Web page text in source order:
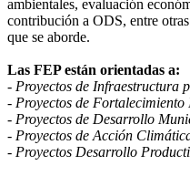
ambientales, evaluación
contribución a ODS, entre
que se aborde.
Las FEP están orientadas a:
- Proyectos de Infraestructura
- Proyectos de Fortalecimiento
- Proyectos de Desarrollo
- Proyectos de Acción
- Proyectos Desarrollo